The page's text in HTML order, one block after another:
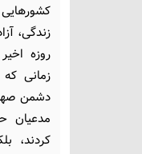
روزه
زمانی که
دشمن
مدعیان
کردند،